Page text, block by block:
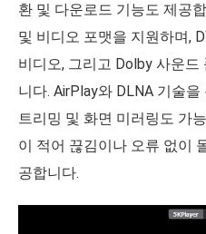
환 및 다운로드 기능도 제공
및 비디오 포맷을 지원하며,
비디오, 그리고 Dolby 사운
니다. AirPlay와 DLNA 기술
트리밍 및 화면 미러링도 가
이 적어 끊김이나 오류 없이
공합니다.